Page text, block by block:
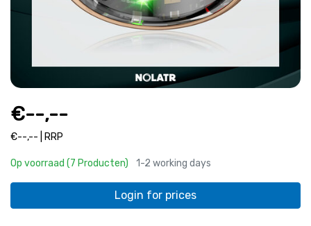
€--,--
€--,-- | RRP
Op voorraad (7 Producten) 1-2 working days
Login for prices